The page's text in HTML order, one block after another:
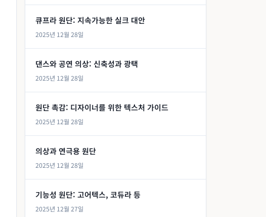
큐프라 원단: 지속가능한 실크 대안
2025년 12월 28일
댄스와 공연 의상: 신축성과 광택
2025년 12월 28일
원단 촉감: 디자이너를 위한 텍스처 가이드
2025년 12월 28일
의상과 연극용 원단
2025년 12월 28일
기능성 원단: 고어텍스, 코듀라 등
2025년 12월 27일